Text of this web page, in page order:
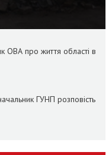
ОВА про життя області в
ГУНП розповість